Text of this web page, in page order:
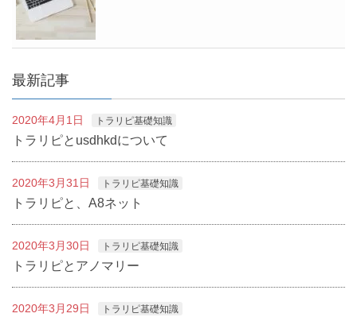
最新記事
2020年4月1日 トラリピ基礎知識
トラリピとusdhkdについて
2020年3月31日 トラリピ基礎知識
トラリピと、A8ネット
2020年3月30日 トラリピ基礎知識
トラリピとアノマリー
2020年3月29日 トラリピ基礎知識